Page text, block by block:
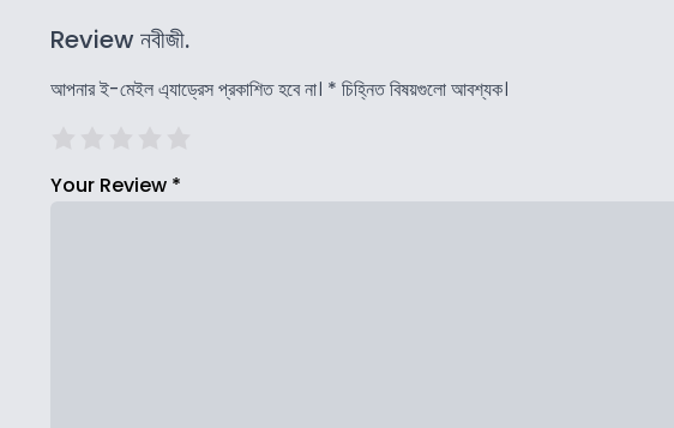
Review নবীজী.
আপনার ই-মেইল এ্যাড্রেস প্রকাশিত হবে না। * চিহ্নিত বিষয়গুলো আবশ্যক।
Your Review *